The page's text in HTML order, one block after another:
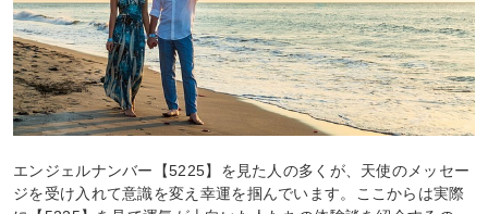
エンジェルナンバー【5225】を見た人の多くが、天使のメッセー
ジを受け入れて意識を変え幸運を掴んでいます。ここからは実際